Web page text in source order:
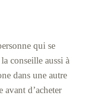
qui se
conseille aussi à
dans une autre
avant d’acheter